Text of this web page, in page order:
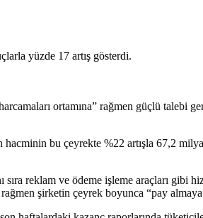
ortamına” rağmen güçlü talebi
bu çeyrekte %22 artışla 67,2
reklam ve ödeme işleme araçları gibi
şirketin çeyrek boyunca “pay